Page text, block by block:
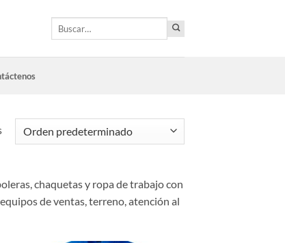
chaquetas y ropa de trabajo con
de ventas, terreno, atención al